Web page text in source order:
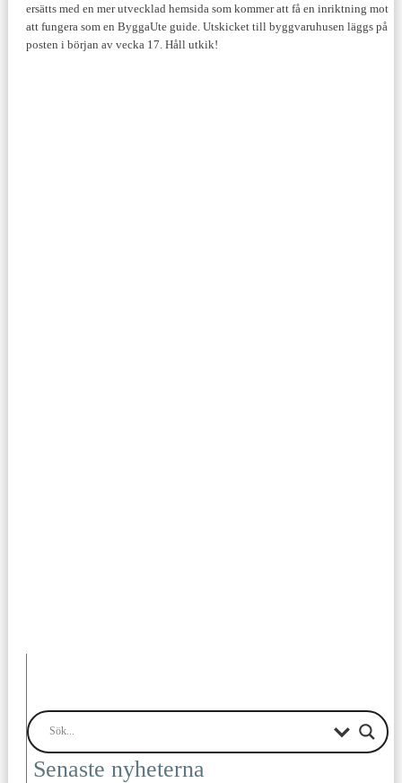
ersätts med en mer utvecklad hemsida som kommer att få en inriktning mot
att fungera som en ByggaUte guide. Utskicket till byggvaruhusen läggs på
posten i början av vecka 17. Håll utkik!
Senaste nyheterna